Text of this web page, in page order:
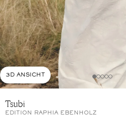
3D ANSICHT
Tsubi
EDITION RAPHIA EBENHOLZ